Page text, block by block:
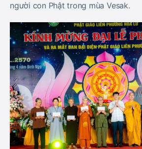
người con Phật trong mùa Vesak.